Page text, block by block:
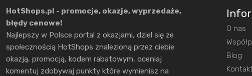
HotShops.pl - promocje, okazje, wyprzedaże,
błędy cenowe!
Najlepszy w Polsce portal z okazjami, dziel się ze
społecznością HotShops znalezioną przez ciebie
okazją, promocją, kodem rabatowym, oceniaj
komentuj zdobywaj punkty które wymienisz na
O nas
Blog
Kontakt